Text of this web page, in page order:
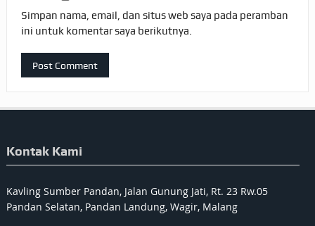
Simpan nama, email, dan situs web saya pada peramban
ini untuk komentar saya berikutnya.
Kontak Kami
Kavling Sumber Pandan, Jalan Gunung Jati, Rt. 23 Rw.05
Pandan Selatan, Pandan Landung, Wagir, Malang